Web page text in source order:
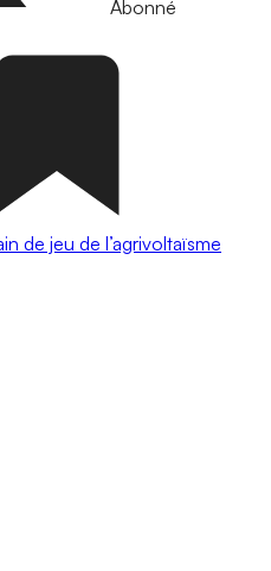
Abonné
de jeu de l’agrivoltaïsme